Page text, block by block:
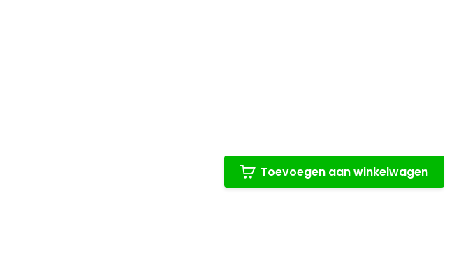
Toevoegen aan winkelwagen